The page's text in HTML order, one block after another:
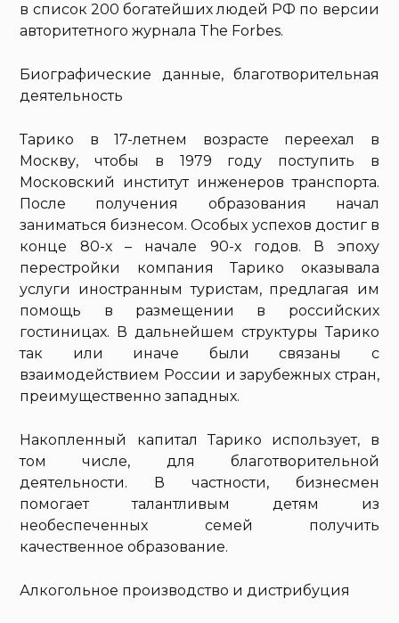
в список 200 богатейших людей РФ по версии
авторитетного журнала The Forbes.
Биографические данные, благотворительная
деятельность
Тарико в 17-летнем возрасте переехал в
Москву, чтобы в 1979 году поступить в
Московский институт инженеров транспорта.
После получения образования начал
заниматься бизнесом. Особых успехов достиг в
конце 80-х – начале 90-х годов. В эпоху
перестройки компания Тарико оказывала
услуги иностранным туристам, предлагая им
помощь в размещении в российских
гостиницах. В дальнейшем структуры Тарико
так или иначе были связаны с
взаимодействием России и зарубежных стран,
преимущественно западных.
Накопленный капитал Тарико использует, в
том числе, для благотворительной
деятельности. В частности, бизнесмен
помогает талантливым детям из
необеспеченных семей получить
качественное образование.
Алкогольное производство и дистрибуция